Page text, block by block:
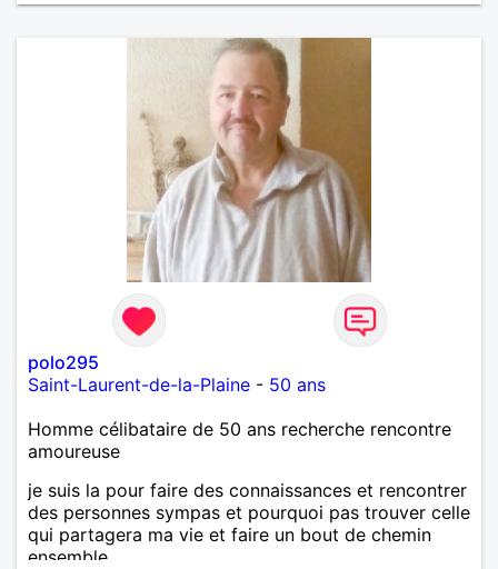
polo295
Saint-Laurent-de-la-Plaine - 50 ans
Homme célibataire de 50 ans recherche rencontre
amoureuse
je suis la pour faire des connaissances et rencontrer
des personnes sympas et pourquoi pas trouver celle
qui partagera ma vie et faire un bout de chemin
ensemble